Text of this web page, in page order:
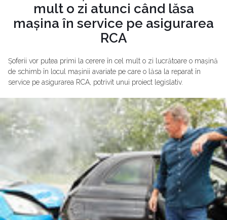
mult o zi atunci când lăsa
mașina în service pe asigurarea
RCA
Șoferii vor putea primi la cerere în cel mult o zi lucrătoare o mașină
de schimb în locul mașinii avariate pe care o lăsa la reparat în
service pe asigurarea RCA, potrivit unui proiect legislativ.